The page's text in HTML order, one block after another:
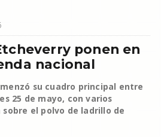
ponen en
nacional
su cuadro principal entre
25 de mayo, con varios
el polvo de ladrillo de